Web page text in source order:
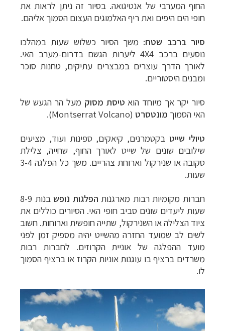
החוף המערבי של אנטיגואה. בסיור זה ניתן לראות את
חופי הים היפים ואת ריף האלמוגים העצום הסמוך אליהם.
סיור ברכב שטח: משך הסיור כשלוש שעות במהלכו
נוסעים ברכב 4X4 ליערות הגשם בדרום-מערב האי.
לאורך הדרך עוצרים במבצרים עתיקים, טחנות סוכר
ומבנים היסטוריים.
סיור יקר אך מיוחד הוא טיסת מסוק מעל הר הגעש של
האי הסמוך מונטסרט (Montserrat Volcano).
טיולי שייטבקטמרנים, קיאקים, ספינות ועוד, מציעים
שילובים שונים של שייט לאורך החוף, שחייה, צלילת
סקובה או שנירקול וארוחת צהריים. משך כל הפלגה 3-4
שעות.
חברות מקומיות רבות מארגנות הפלגות נופש
בנות 8-9
שעות ליעדים שונים סביב חופי האי. הסיורים כוללים את
ציוד הצלילה או השנירקול, שתייה חופשית וארוחות. חשוב
לשים לב שמועד החזרה מהשייט יהיה מספיק זמן לפני
מועד ההפלגה של אוניית הקרוזים. לחברות רבות
משרדים ברציף בו עוגנות אוניות הקרוז או ברציף הסמוך
לו.